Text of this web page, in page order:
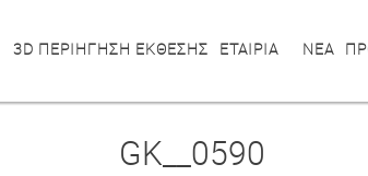
3D ΠΕΡΙΗΓΗΣΗ ΕΚΘΕΣΗΣ ΕΤΑΙΡΙΑ ΝΕΑ
GK__0590